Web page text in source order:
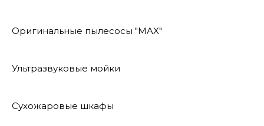
Оригинальные пылесосы "MAX"
Ультразвуковые мойки
Сухожаровые шкафы